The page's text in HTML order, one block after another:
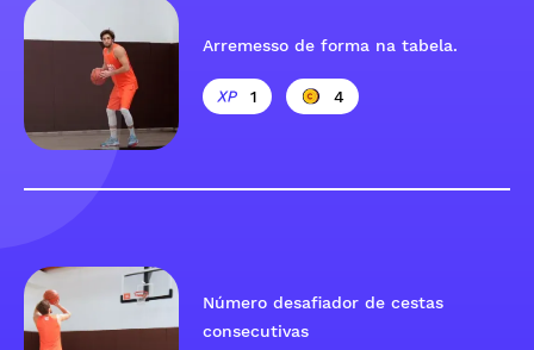
Arremesso de forma na tabela.
1 4
Número desafiador de cestas
consecutivas